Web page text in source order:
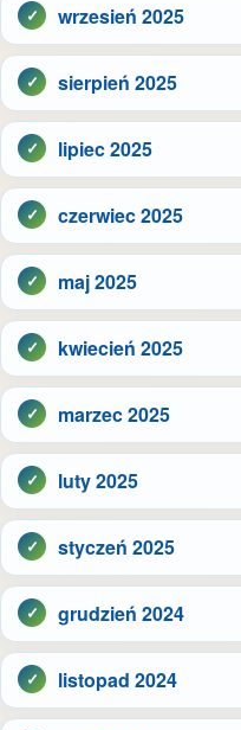
wrzesień 2025
sierpień 2025
lipiec 2025
czerwiec 2025
maj 2025
kwiecień 2025
marzec 2025
luty 2025
styczeń 2025
grudzień 2024
listopad 2024